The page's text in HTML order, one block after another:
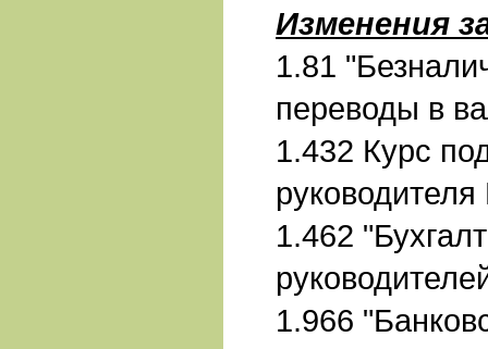
Изменения
1.81
переводы в
1.432 Курс
1.462
1.966